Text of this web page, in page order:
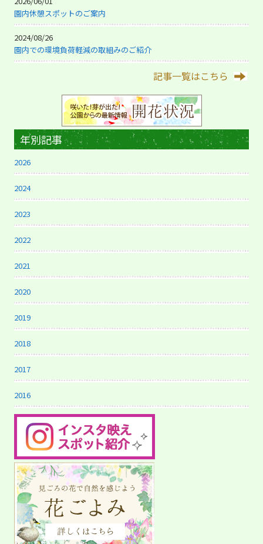
園内休憩スポットのご案内
2024/08/26
園内での環境負荷軽減の取組みのご紹介
記事一覧はこちら
年別記事
2026
2024
2023
2022
2021
2020
2019
2018
2017
2016